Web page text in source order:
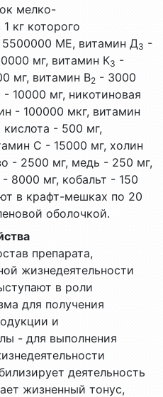
мелко-
кг которого
МЕ, витамин Д3 -
мг, витамин К3 -
мг, витамин В2 - 3000
- 10000 мг, никотиновая
- 100000 мкг, витамин
- 500 мг,
С - 15000 мг, холин
- 2500 мг, медь - 250 мг,
8000 мг, кобальт - 150
в крафт-мешках по 20
оболочкой.
препарата,
жизнедеятельности
в роли
для получения
и
- для выполнения
деятельность
жизненный тонус,